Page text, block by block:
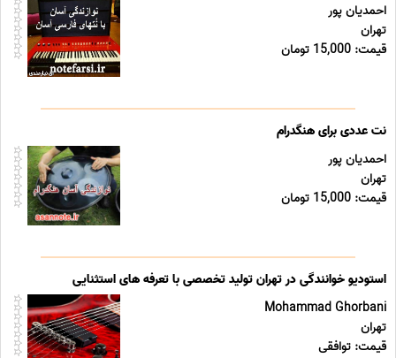
احمدیان پور
تهران
قیمت: 15,000 تومان
نت عددی برای هنگدرام
احمدیان پور
تهران
قیمت: 15,000 تومان
استودیو خوانندگی در تهران تولید تخصصی با تعرفه های استثنایی
Mohammad Ghorbani
تهران
قیمت: توافقی